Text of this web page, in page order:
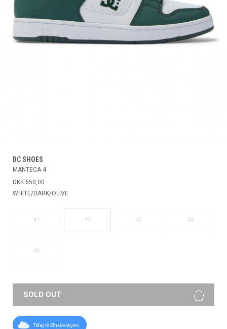
DC SHOES
MANTECA 4
DKK 650,00
WHITE/DARK/OLIVE
41 42 43 44
45
SOLD OUT
Tilføj til Ønskeskyen